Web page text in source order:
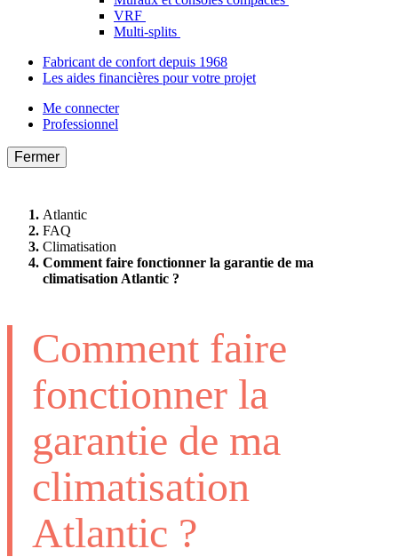
VRF
Multi-splits
Fabricant de confort depuis 1968
Les aides financières pour votre projet
Me connecter
Professionnel
Fermer
Atlantic
FAQ
Climatisation
Comment faire fonctionner la garantie de ma
climatisation Atlantic ?
Comment faire
fonctionner la
garantie de ma
climatisation
Atlantic ?